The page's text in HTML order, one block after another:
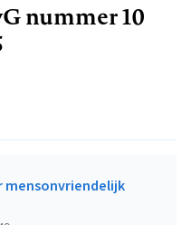
nummer 10
mensonvriendelijk